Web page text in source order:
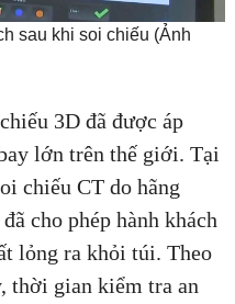
sau khi soi chiếu (Ảnh
3D đã được áp
lớn trên thế giới. Tại
chiếu CT do hãng
cho phép hành khách
lỏng ra khỏi túi. Theo
thời gian kiểm tra an